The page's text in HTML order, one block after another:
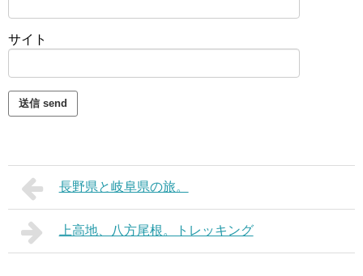
サイト
長野県と岐阜県の旅。
上高地、八方尾根。トレッキング